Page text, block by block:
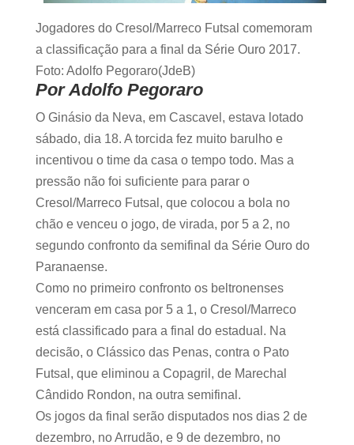
Jogadores do Cresol/Marreco Futsal comemoram
a classificação para a final da Série Ouro 2017.
Foto: Adolfo Pegoraro(JdeB)
Por Adolfo Pegoraro
O Ginásio da Neva, em Cascavel, estava lotado
sábado, dia 18. A torcida fez muito barulho e
incentivou o time da casa o tempo todo. Mas a
pressão não foi suficiente para parar o
Cresol/Marreco Futsal, que colocou a bola no
chão e venceu o jogo, de virada, por 5 a 2, no
segundo confronto da semifinal da Série Ouro do
Paranaense.
Como no primeiro confronto os beltronenses
venceram em casa por 5 a 1, o Cresol/Marreco
está classificado para a final do estadual. Na
decisão, o Clássico das Penas, contra o Pato
Futsal, que eliminou a Copagril, de Marechal
Cândido Rondon, na outra semifinal.
Os jogos da final serão disputados nos dias 2 de
dezembro, no Arrudão, e 9 de dezembro, no